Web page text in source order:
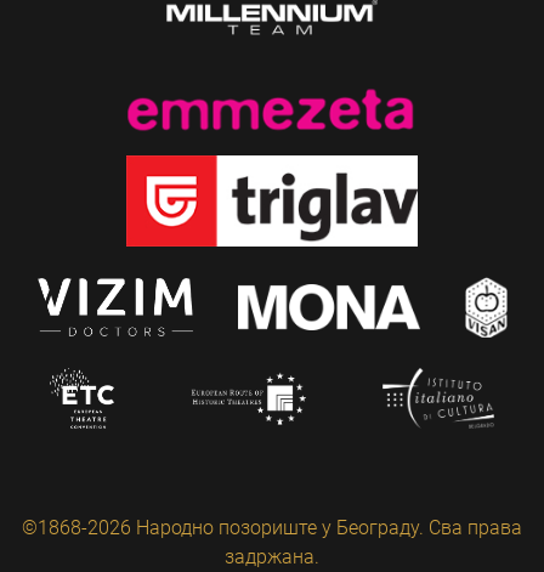
©1868-2026 Народно позориште у Београду. Сва права
задржана.